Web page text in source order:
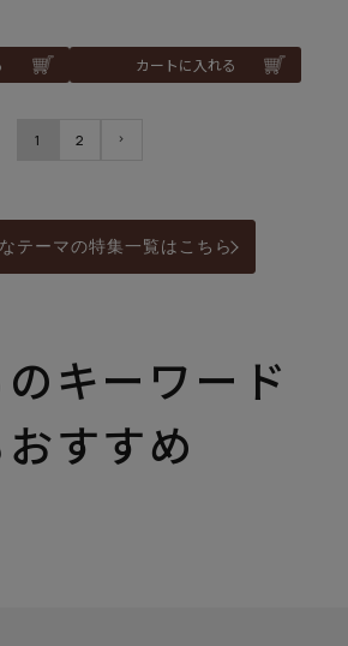
カートに入れる
1 2
テーマの特集一覧はこちら
キーワード
すすめ